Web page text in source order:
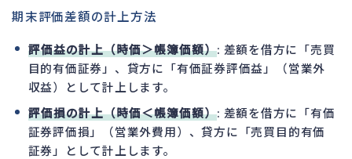
期末評価差額の計上方法
評価益の計上（時価＞帳簿価額）: 差額を借方に「売買
目的有価証券」、貸方に「有価証券評価益」（営業外
収益）として計上します。
評価損の計上（時価＜帳簿価額）: 差額を借方に「有価
証券評価損」（営業外費用）、貸方に「売買目的有価
証券」として計上します。